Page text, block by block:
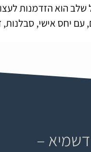
הוא הזדמנות
עם יחס אישי,
–